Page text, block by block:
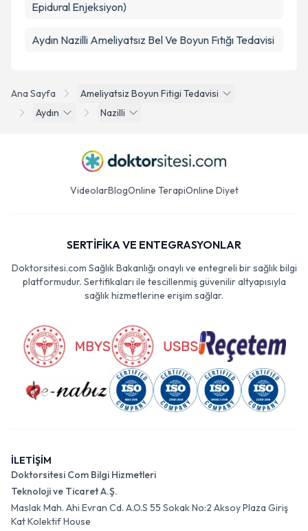
Ana Sayfa
Ameliyatsiz Boyun Fitigi Tedavisi
Aydın
Nazilli
Epidural Enjeksiyon)
Aydın Nazilli Ameliyatsız Bel Ve Boyun Fıtığı Tedavisi
VideolarBlogOnline TerapiOnline Diyet
SERTİFİKA VE ENTEGRASYONLAR
Doktorsitesi.com Sağlık Bakanlığı onaylı ve entegreli bir sağlık bilgi
platformudur. Sertifikaları ile tescillenmiş güvenilir altyapısıyla
sağlık hizmetlerine erişim sağlar.
İLETİŞİM
Doktorsitesi Com Bilgi Hizmetleri
Teknoloji ve Ticaret A.Ş.
Maslak Mah. Ahi Evran Cd. A.O.S 55 Sokak No:2 Aksoy Plaza Giriş
Kat Kolektif House